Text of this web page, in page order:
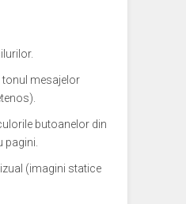
tonul mesajelor
butoanelor din
pagini.
(imagini statice